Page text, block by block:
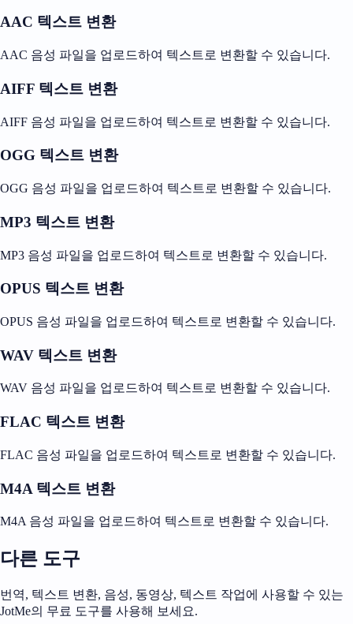
AAC 텍스트 변환
AAC 음성 파일을 업로드하여 텍스트로 변환할 수 있습니다.
AIFF 텍스트 변환
AIFF 음성 파일을 업로드하여 텍스트로 변환할 수 있습니다.
OGG 텍스트 변환
OGG 음성 파일을 업로드하여 텍스트로 변환할 수 있습니다.
MP3 텍스트 변환
MP3 음성 파일을 업로드하여 텍스트로 변환할 수 있습니다.
OPUS 텍스트 변환
OPUS 음성 파일을 업로드하여 텍스트로 변환할 수 있습니다.
WAV 텍스트 변환
WAV 음성 파일을 업로드하여 텍스트로 변환할 수 있습니다.
FLAC 텍스트 변환
FLAC 음성 파일을 업로드하여 텍스트로 변환할 수 있습니다.
M4A 텍스트 변환
M4A 음성 파일을 업로드하여 텍스트로 변환할 수 있습니다.
다른 도구
번역, 텍스트 변환, 음성, 동영상, 텍스트 작업에 사용할 수 있는
JotMe의 무료 도구를 사용해 보세요.